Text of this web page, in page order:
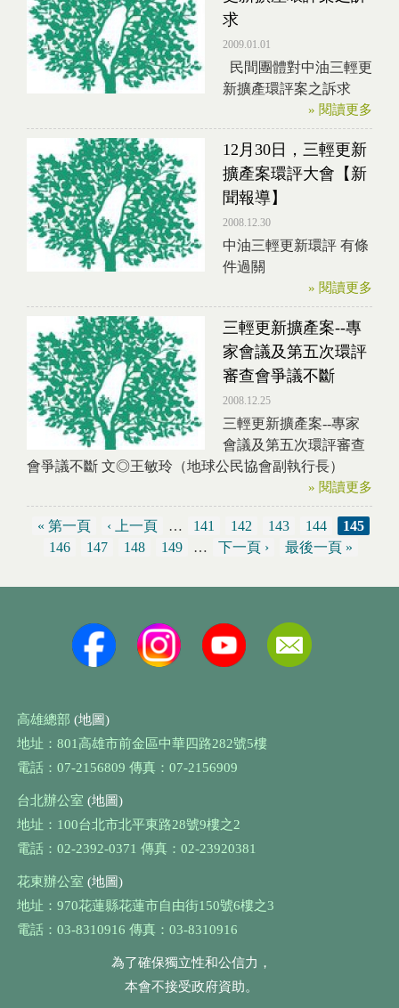
求
2009.01.01
民間團體對中油三輕更
新擴產環評案之訴求
» 閱讀更多
12月30日，三輕更新
擴產案環評大會【新
聞報導】
2008.12.30
中油三輕更新環評 有條
件過關
» 閱讀更多
三輕更新擴產案--專
家會議及第五次環評
審查會爭議不斷
2008.12.25
三輕更新擴產案--專家
會議及第五次環評審查
會爭議不斷 文◎王敏玲（地球公民協會副執行長）
» 閱讀更多
頁面
« 第一頁 ‹ 上一頁 … 141 142 143 144
145
146
147 148 149 … 下一頁 › 最後一頁 »
高雄總部 (地圖)
地址：801高雄市前金區中華四路282號5樓
電話：07-2156809 傳真：07-2156909
台北辦公室 (地圖)
地址：100台北市北平東路28號9樓之2
電話：02-2392-0371 傳真：02-23920381
花東辦公室 (地圖)
地址：970花蓮縣花蓮市自由街150號6樓之3
電話：03-8310916 傳真：03-8310916
為了確保獨立性和公信力，
本會不接受政府資助。